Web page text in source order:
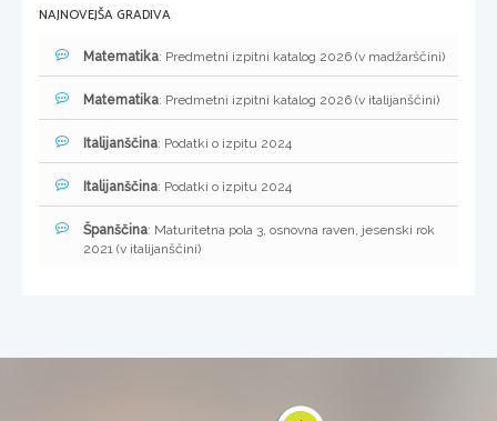
NAJNOVEJŠA GRADIVA
Matematika: Predmetni izpitni katalog 2026 (v madžarščini)
Matematika: Predmetni izpitni katalog 2026 (v italijanščini)
Italijanščina: Podatki o izpitu 2024
Italijanščina: Podatki o izpitu 2024
Španščina: Maturitetna pola 3, osnovna raven, jesenski rok
2021 (v italijanščini)